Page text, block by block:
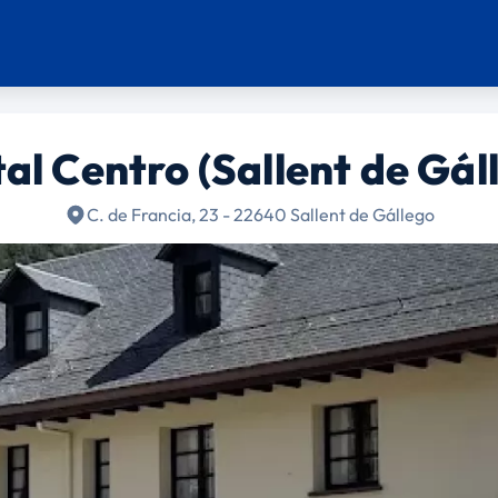
Centro (Sallent de
C. de Francia, 23 - 22640 Sallent de Gállego